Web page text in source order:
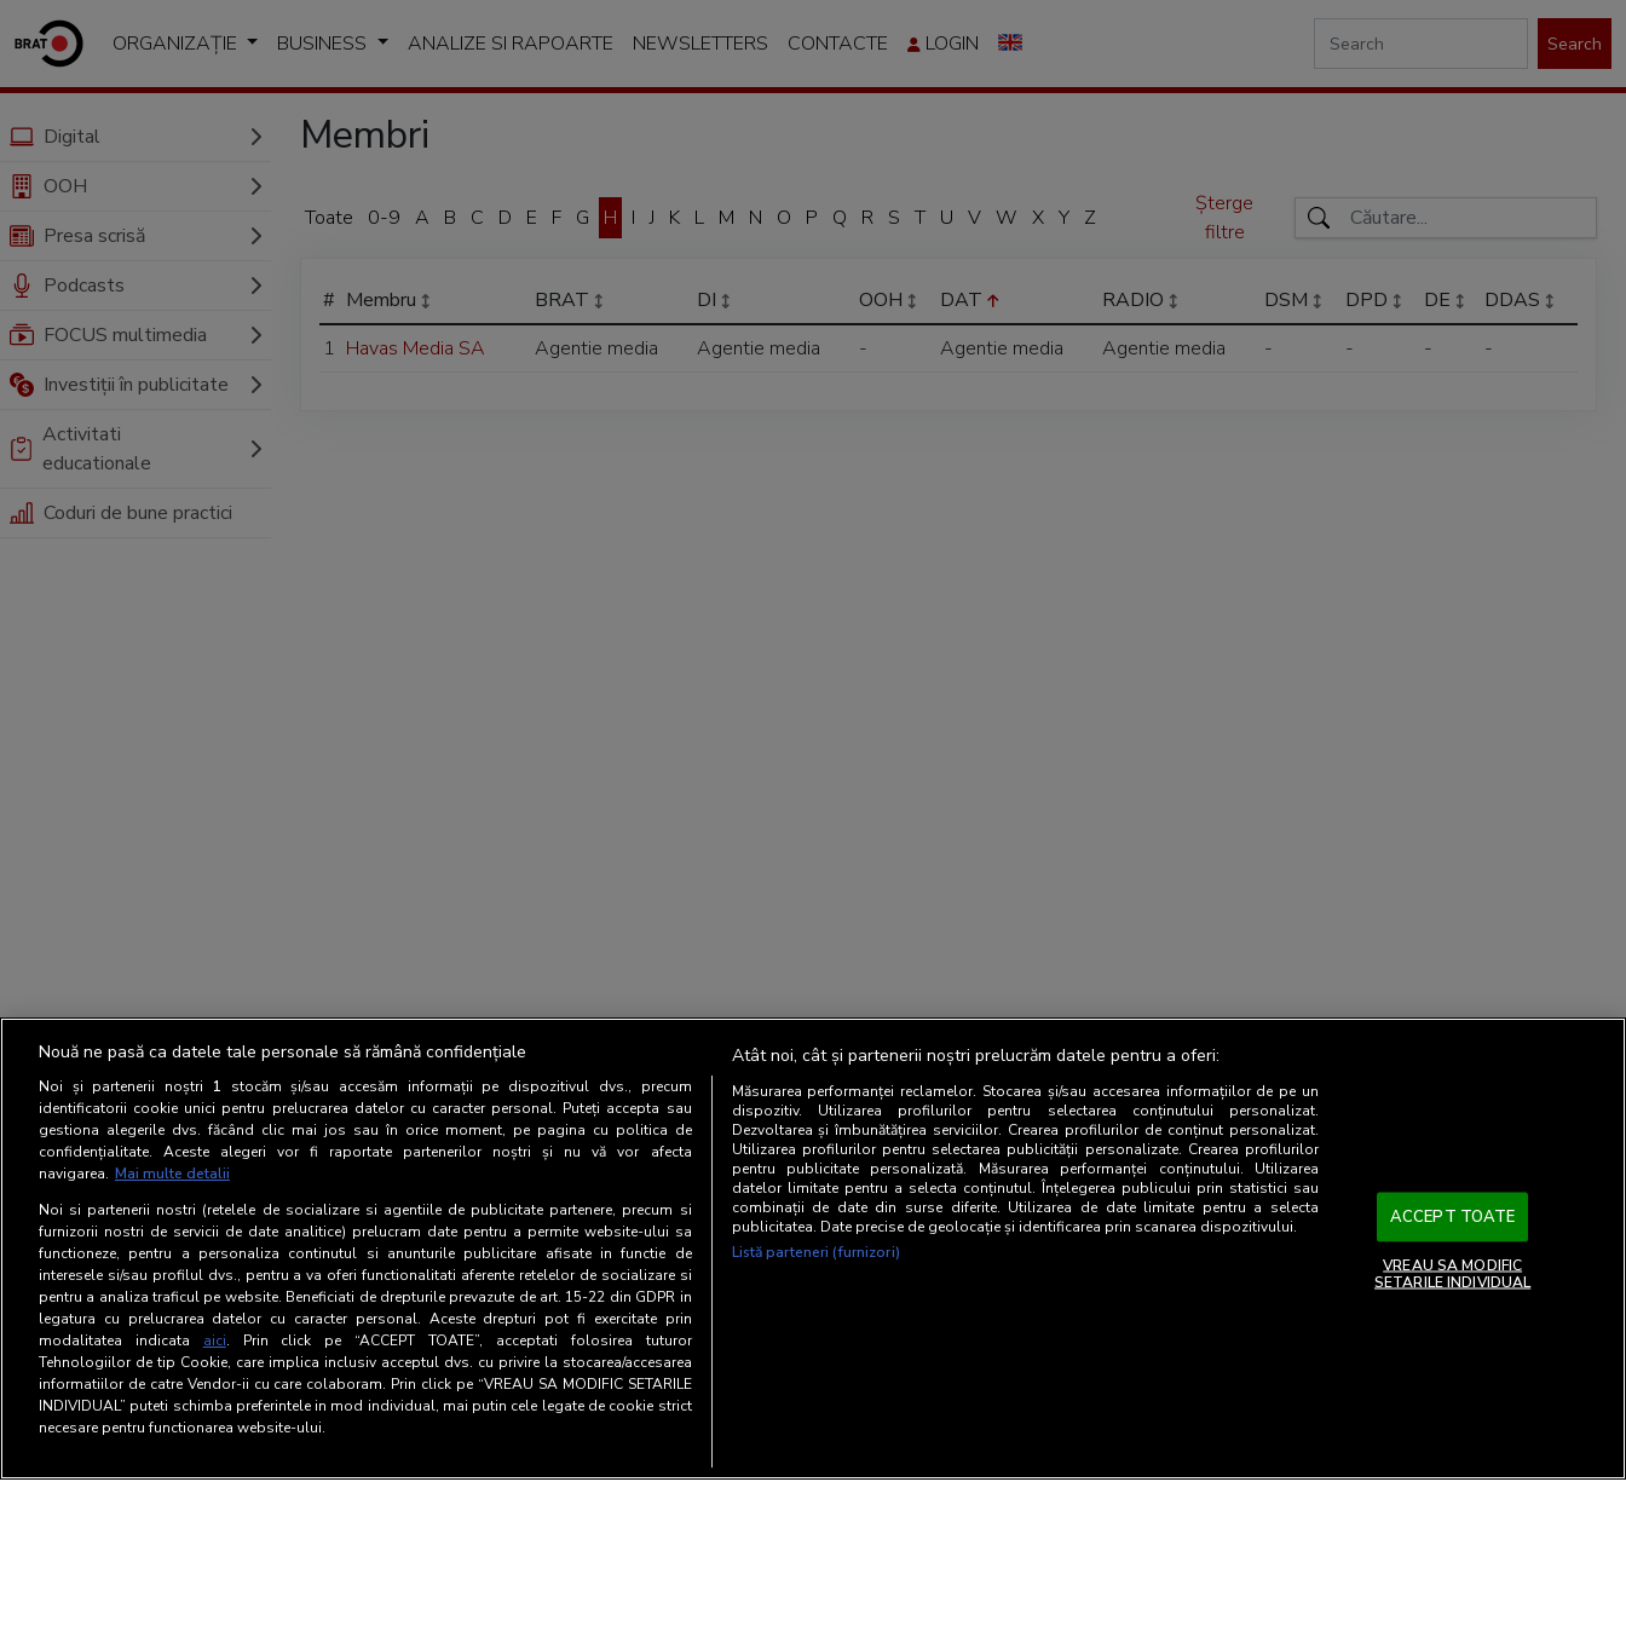
ORGANIZAȚIE BUSINESS ANALIZE SI RAPOARTE NEWSLETTERS CONTACTE LOGIN Search
Digital
OOH
Presa scrisă
Podcasts
FOCUS multimedia
Investiții în publicitate
Activitati
educationale
Coduri de bune practici
Membri
Toate 0-9 A B C D E F G H I J K L M N O P Q R S T U V W X Y Z
Șterge
filtre
# Membru BRAT DI OOH DAT RADIO DSM DPD DE
DDAS
1 Havas Media SA Agentie media Agentie media - Agentie media Agentie media - - - -
Nouă ne pasă ca datele tale personale să rămână confidențiale
Noi și partenerii noștri 1 stocăm și/sau accesăm informații pe dispozitivul dvs., precum
identificatorii cookie unici pentru prelucrarea datelor cu caracter personal. Puteți accepta sau
gestiona alegerile dvs. făcând clic mai jos sau în orice moment, pe pagina cu politica de
confidențialitate. Aceste alegeri vor fi raportate partenerilor noștri și nu vă vor afecta
navigarea. Mai multe detalii
Noi si partenerii nostri (retelele de socializare si agentiile de publicitate partenere, precum si
furnizorii nostri de servicii de date analitice) prelucram date pentru a permite website-ului sa
functioneze, pentru a personaliza continutul si anunturile publicitare afisate in functie de
interesele si/sau profilul dvs., pentru a va oferi functionalitati aferente retelelor de socializare si
pentru a analiza traficul pe website. Beneficiati de drepturile prevazute de art. 15-22 din GDPR in
legatura cu prelucrarea datelor cu caracter personal. Aceste drepturi pot fi exercitate prin
modalitatea indicata aici. Prin click pe “ACCEPT TOATE”, acceptati folosirea tuturor
Tehnologiilor de tip Cookie, care implica inclusiv acceptul dvs. cu privire la stocarea/accesarea
informatiilor de catre Vendor-ii cu care colaboram. Prin click pe “VREAU SA MODIFIC SETARILE
INDIVIDUAL” puteti schimba preferintele in mod individual, mai putin cele legate de cookie strict
necesare pentru functionarea website-ului.
Atât noi, cât și partenerii noștri prelucrăm datele pentru a oferi:
Măsurarea performanței reclamelor. Stocarea și/sau accesarea informațiilor de pe un
dispozitiv. Utilizarea profilurilor pentru selectarea conținutului personalizat.
Dezvoltarea și îmbunătățirea serviciilor. Crearea profilurilor de conținut personalizat.
Utilizarea profilurilor pentru selectarea publicității personalizate. Crearea profilurilor
pentru publicitate personalizată. Măsurarea performanței conținutului. Utilizarea
datelor limitate pentru a selecta conținutul. Înțelegerea publicului prin statistici sau
combinații de date din surse diferite. Utilizarea de date limitate pentru a selecta
publicitatea. Date precise de geolocație și identificarea prin scanarea dispozitivului.
Listă parteneri (furnizori)
ACCEPT TOATE
VREAU SA MODIFIC
SETARILE INDIVIDUAL